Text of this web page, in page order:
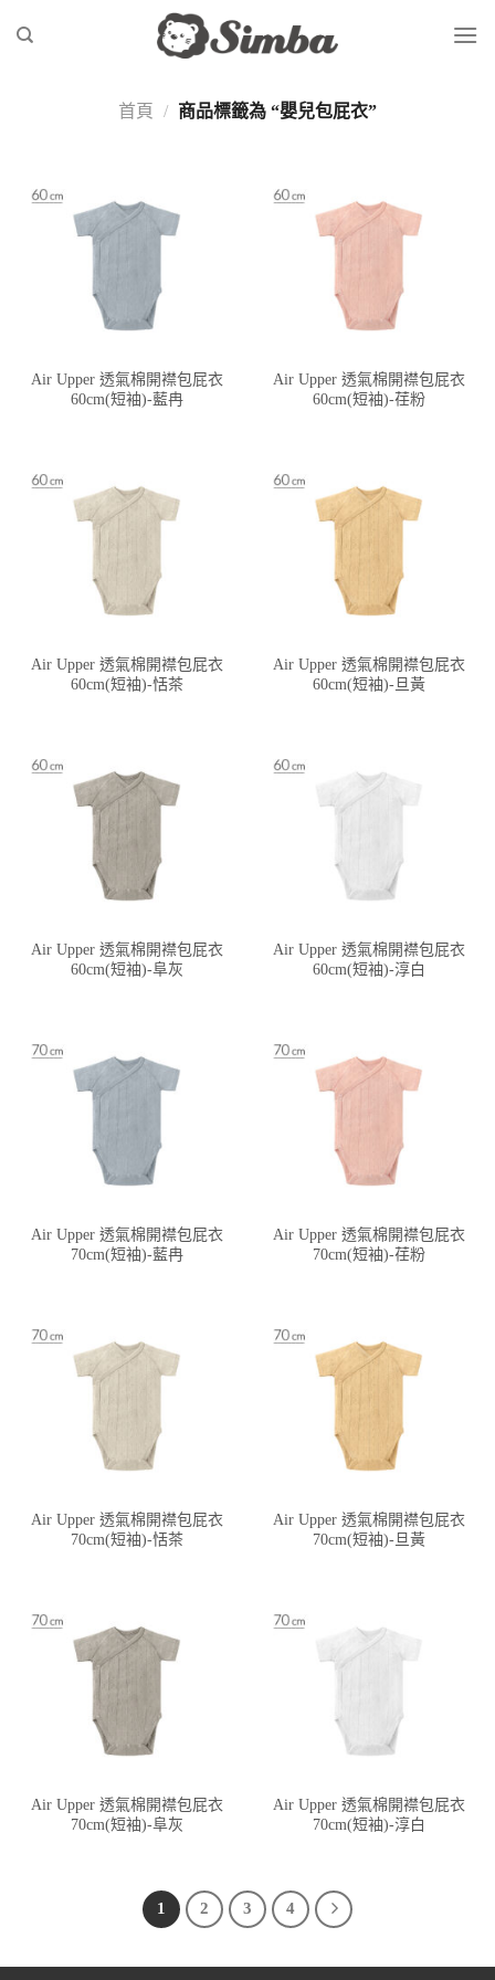
首頁 / 商品標籤為 “嬰兒包屁衣”
Air Upper 透氣棉開襟包屁衣
60cm(短袖)-藍冉
Air Upper 透氣棉開襟包屁衣
60cm(短袖)-荏粉
Air Upper 透氣棉開襟包屁衣
60cm(短袖)-恬茶
Air Upper 透氣棉開襟包屁衣
60cm(短袖)-旦黃
Air Upper 透氣棉開襟包屁衣
60cm(短袖)-阜灰
Air Upper 透氣棉開襟包屁衣
60cm(短袖)-淳白
Air Upper 透氣棉開襟包屁衣
70cm(短袖)-藍冉
Air Upper 透氣棉開襟包屁衣
70cm(短袖)-荏粉
Air Upper 透氣棉開襟包屁衣
70cm(短袖)-恬茶
Air Upper 透氣棉開襟包屁衣
70cm(短袖)-旦黃
Air Upper 透氣棉開襟包屁衣
70cm(短袖)-阜灰
Air Upper 透氣棉開襟包屁衣
70cm(短袖)-淳白
1 2 3 4